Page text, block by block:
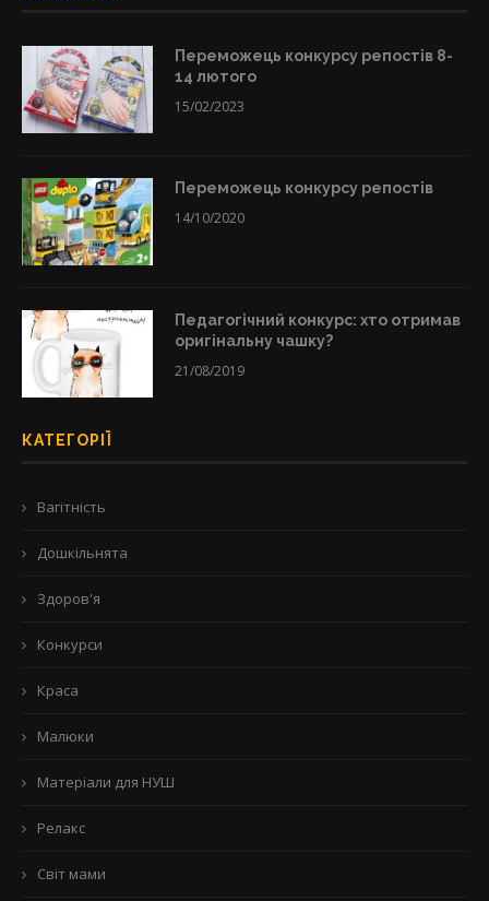
Переможець конкурсу репостів 8-
14 лютого
15/02/2023
Переможець конкурсу репостів
14/10/2020
Педагогічний конкурс: хто отримав
оригінальну чашку?
21/08/2019
КАТЕГОРІЇ
Вагітність
Дошкільнята
Здоров'я
Конкурси
Краса
Малюки
Матеріали для НУШ
Релакс
Світ мами